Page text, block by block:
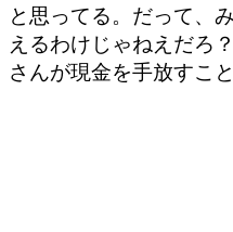
と思ってる。だって、
えるわけじゃねえだろ
さんが現金を手放すこ